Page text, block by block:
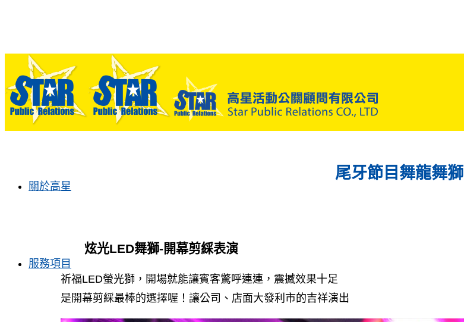
關於高星
服務項目
尾牙節目舞龍舞獅
炫光LED舞獅-開幕剪綵表演
祈福LED螢光獅，開場就能讓賓客驚呼連連，震撼效果十足
是開幕剪綵最棒的選擇喔！讓公司、店面大發利市的吉祥演出